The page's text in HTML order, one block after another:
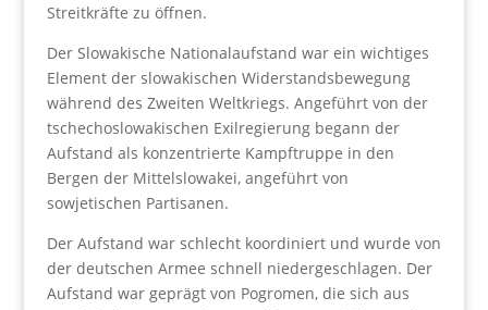
Streitkräfte zu öffnen.
Der Slowakische Nationalaufstand war ein wichtiges
Element der slowakischen Widerstandsbewegung
während des Zweiten Weltkriegs. Angeführt von der
tschechoslowakischen Exilregierung begann der
Aufstand als konzentrierte Kampftruppe in den
Bergen der Mittelslowakei, angeführt von
sowjetischen Partisanen.
Der Aufstand war schlecht koordiniert und wurde von
der deutschen Armee schnell niedergeschlagen. Der
Aufstand war geprägt von Pogromen, die sich aus